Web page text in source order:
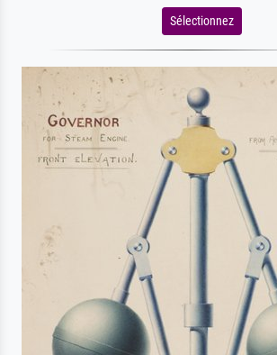
Sélectionnez